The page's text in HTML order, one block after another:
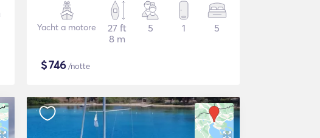
Yacht a motore
27 ft
8 m
5 1 5
$746/notte